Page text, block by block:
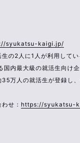
syukatsu-kaigi.jp/
の2人に1人が利用して
国内最大級の就活生向け
35万人の就活生が登録し
せ： https://syukatsu-